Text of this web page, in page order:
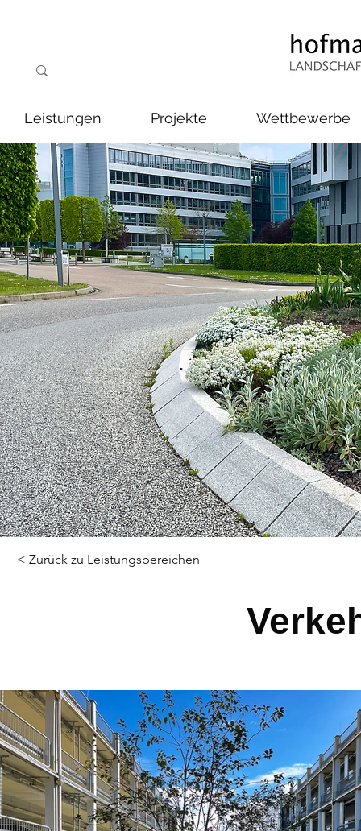
Leistungen Projekte Wettbewerbe
< Zurück zu Leistungsbereichen